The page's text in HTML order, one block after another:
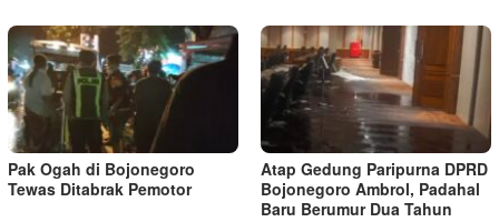
Pak Ogah di Bojonegoro
Tewas Ditabrak Pemotor
Atap Gedung Paripurna DPRD
Bojonegoro Ambrol, Padahal
Baru Berumur Dua Tahun